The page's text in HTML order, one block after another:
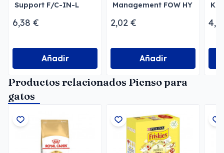
Support F/C-IN-L
6,38 €
Añadir
Management FOW HY
2,02 €
Añadir
Productos relacionados Pienso para
gatos